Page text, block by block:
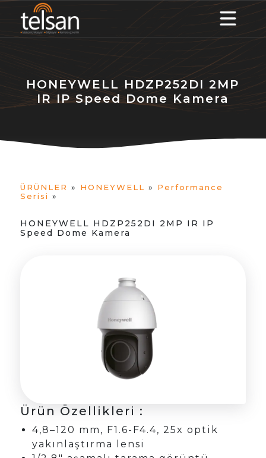
HONEYWELL HDZP252DI 2MP
IR IP Speed Dome Kamera
ÜRÜNLER » HONEYWELL » Performance
Serisi »
HONEYWELL HDZP252DI 2MP IR IP
Speed Dome Kamera
Ürün Özellikleri :
4,8–120 mm, F1.6-F4.4, 25x optik
yakınlaştırma lensi